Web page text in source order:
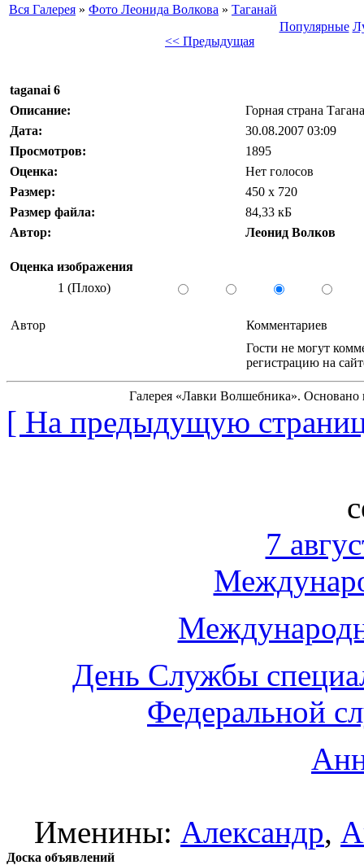
Вся Галерея » Фото Леонида Волкова » Таганай
Популярные
<< Предыдущая
taganai 6
Описание:
Горная страна
Дата:
30.08.2007 03:09
Просмотров:
1895
Оценка:
Нет голосов
Размер:
450 x 720
Размер файла:
84,33 кБ
Автор:
Леонид Волков
Оценка изображения
1 (Плохо)
Автор
Комментариев
Гости не могут
регистрацию на
Галерея «Лавки Волшебника».
[ На предыдущую
7
День Службы
Федеральной
Именины: Александр,
Доска объявлений